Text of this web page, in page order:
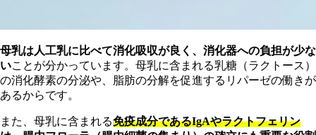
母乳は人工乳に比べて消化吸収が良く、消化器への負担が少な
いことが分かっています。母乳に含まれる乳糖（ラクトース）
の消化酵素の分泌や、脂肪の分解を促進するリパーゼの働きが
あるからです。
また、母乳に含まれる免疫成分であるIgAやラクトフェリン